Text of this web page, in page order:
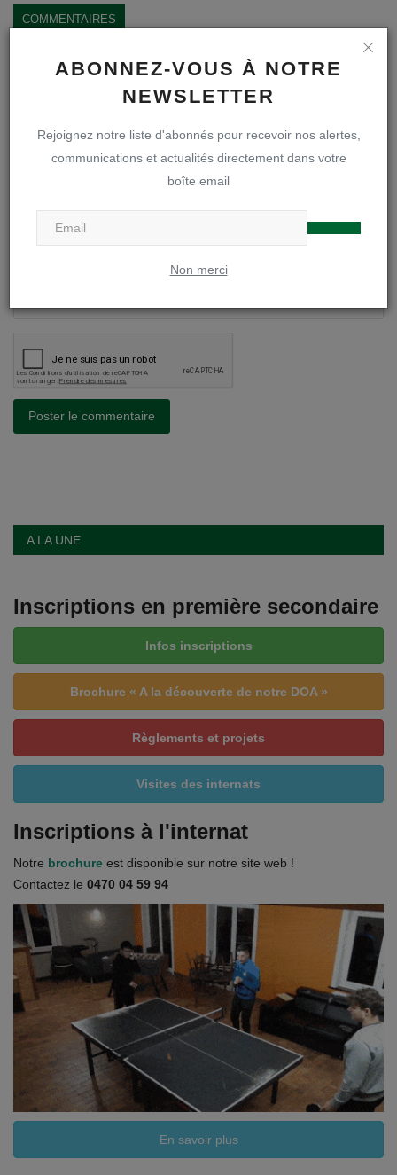
ABONNEZ-VOUS À NOTRE
NEWSLETTER
Rejoignez notre liste d'abonnés pour recevoir nos alertes,
communications et actualités directement dans votre
boîte email
Non merci
COMMENTAIRES
Email
Poster le commentaire
A LA UNE
Inscriptions en première secondaire
Infos inscriptions
Brochure « A la découverte de notre DOA »
Règlements et projets
Visites des internats
Inscriptions à l'internat
Notre brochure est disponible sur notre site web !
Contactez le 0470 04 59 94
En savoir plus